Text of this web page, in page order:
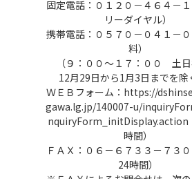
固定電話：０１２０－４６４－
リーダイヤル）
携帯電話：０５７０－０４１－
料）
（９：００～１７：００ 土
12月29日から1月3日までを除
ＷＥＢフォーム：https://
gawa.lg.jp/140007-u/
nquiryForm_initDisplay.action
時間）
ＦＡＸ：０６－６７３３－７３
24時間）